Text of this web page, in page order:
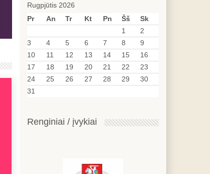
Rugpjūtis 2026
Pr
An Tr Kt Pn Šš
Sk
1
2
3
4 5 6 7 8
9
10
11 12 13 14 15
16
17
18 19 20 21 22
23
24
25 26 27 28 29
30
31
Renginiai / įvykiai